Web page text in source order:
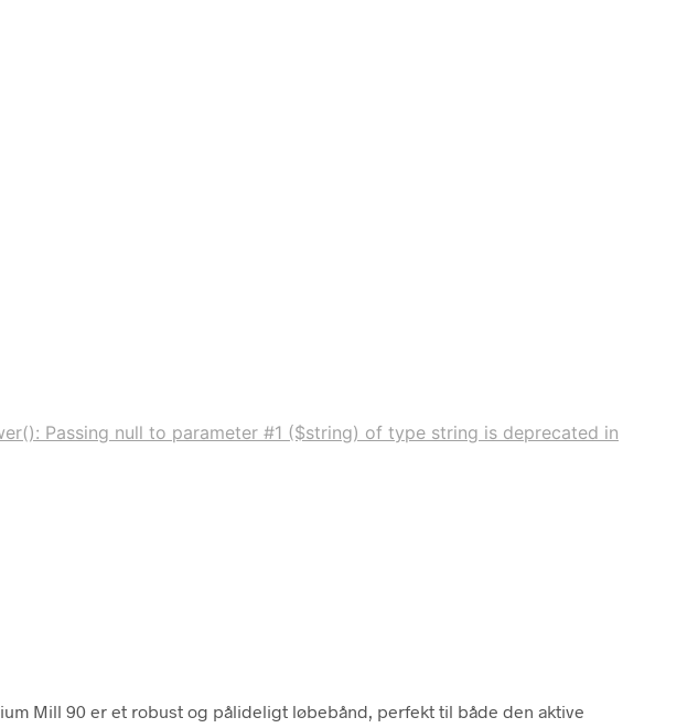
Passing null to parameter #1 ($string) of type string is deprecated in
Mill 90 er et robust og pålideligt løbebånd, perfekt til både den aktive